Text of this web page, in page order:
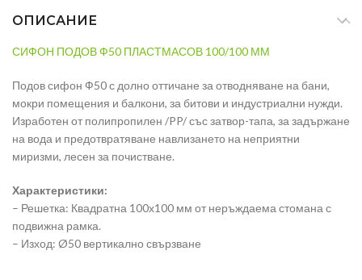
ОПИСАНИЕ
СИФОН ПОДОВ Ф50 ПЛАСТМАСОВ 100/100 ММ
Подов сифон Ф50 с долно оттичане за отводняване на бани,
мокри помещения и балкони, за битови и индустриални нужди.
Изработен от полипропилен /PP/ със затвор-тапа, за задържане
на вода и предотвратяване навлизането на неприятни
миризми, лесен за почистване.
Характеристики:
– Решетка: Квадратна 100х100 мм от неръждаема стомана с
подвижна рамка.
– Изход: Ø50 вертикално свързване